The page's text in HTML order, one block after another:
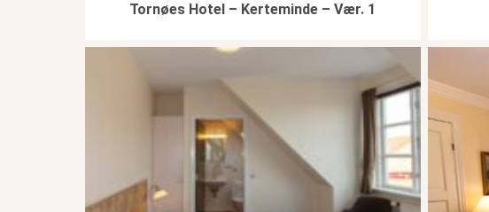
Tornøes Hotel – Kerteminde – Vær. 1